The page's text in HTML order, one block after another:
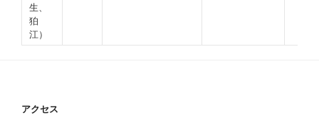
生、
狛
江）
アクセス